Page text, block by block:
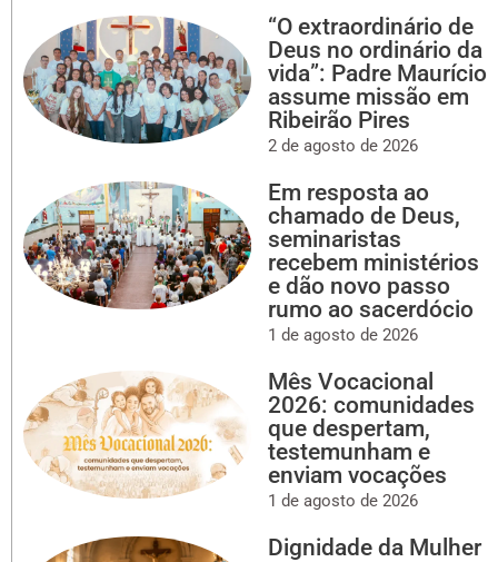
“O extraordinário de
Deus no ordinário da
vida”: Padre Maurício
assume missão em
Ribeirão Pires
2 de agosto de 2026
Em resposta ao
chamado de Deus,
seminaristas
recebem ministérios
e dão novo passo
rumo ao sacerdócio
1 de agosto de 2026
Mês Vocacional
2026: comunidades
que despertam,
testemunham e
enviam vocações
1 de agosto de 2026
Dignidade da Mulher